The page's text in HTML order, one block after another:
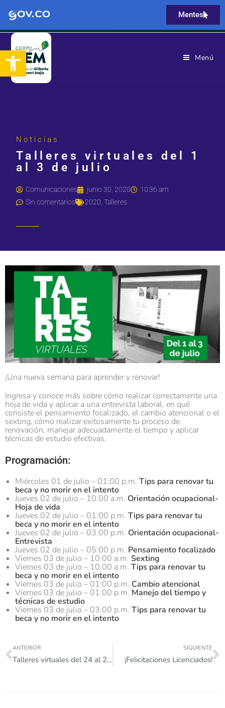
Abrir barra de herramientas
Mentes
Menú
Noticias
Talleres virtuales del 1
al 3 de julio
Comunicaciones junio 30, 2020
10:36 am
Sin comentarios
2020,Talleres
¡Una nueva semana para aprender y renovar!
Ingresa y conoce más sobre cómo realizar correctamente una
hoja de vida y aplicar a una entrevista laboral, en qué
consiste el pensamiento focalizado, el cambio atencional o el
sexting, cómo realizar exitosamente tu proceso de
renovación, manejar adecuadamente el tiempo y aplicar
técnicas de estudio efectivas.
Programación:
Miércoles 01 de julio – 01:00 p.m. Tips para renovar tu
beca y no morir en el intento
Jueves 02 de julio – 10:00 a.m. Orientación ocupacional-
Hoja de vida
Jueves 02 de julio – 01:00 p.m. Tips para renovar tu
beca y no morir en el intento
Jueves 02 de julio – 03:00 p.m. Orientación ocupacional-
Entrevista
Jueves 02 de julio – 05:00 p.m. Pensamiento focalizado
Viernes 03 de julio – 10:00 a.m. Sexting
Viernes 03 de julio – 10:00 a.m. Tips para renovar tu
beca y no morir en el intento
Viernes 03 de julio – 01:00 p.m. Cambio atencional
Viernes 03 de julio – 01:00 p.m. Manejo del tiempo y
técnicas de estudio
Viernes 03 de julio – 03:00 p.m. Tips para renovar tu
beca y no morir en el intento
ANTERIOR
Talleres virtuales del 24 al 26 de junio
SIGUIENTE
¡Felicitaciones Licenciados!